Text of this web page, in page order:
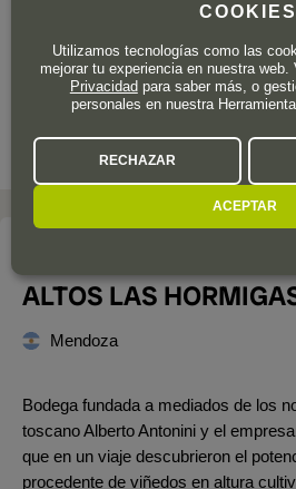
IVA incl.
Botella de 75 cl.| 43,87 € / Litro
ALTOS LAS
Mendoza
Bodega fundada a mediados de los
toscano Alberto Antonini y el
que en un viaje descubrieron el
procedente de viñedos en altura
COOKIES
Utilizamos tecnologías como las
mejorar tu experiencia en nuestra web.
Privacidadpara saber más, o
personales en nuestra
RECHAZAR
ACEPTAR